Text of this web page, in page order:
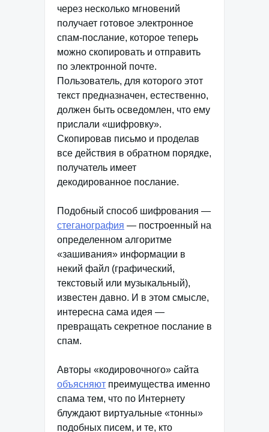
через несколько мгновений
получает готовое электронное
спам-послание, которое теперь
можно скопировать и отправить
по электронной почте.
Пользователь, для которого этот
текст предназначен, естественно,
должен быть осведомлен, что ему
прислали «шифровку».
Скопировав письмо и проделав
все действия в обратном порядке,
получатель имеет
декодированное послание.
Подобный способ шифрования —
стеганография — построенный на
определенном алгоритме
«зашивания» информации в
некий файл (графический,
текстовый или музыкальный),
известен давно. И в этом смысле,
интересна сама идея —
превращать секретное послание в
спам.
Авторы «кодировочного» сайта
объясняют преимущества именно
спама тем, что по Интернету
блуждают виртуальные «тонны»
подобных писем, и те, кто